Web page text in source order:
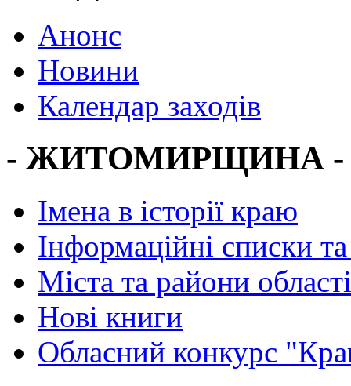
Анонс
Новини
Календар заходів
- ЖИТОМИРЩИНА -
Імена в історії краю
Інформаційні списки
Міста та райони області
Нові книги
Обласний конкурс